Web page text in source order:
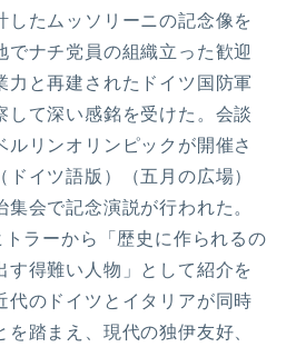
したムッソリーニの記念像を
でナチ党員の組織立った歓迎
力と再建されたドイツ国防軍
して深い感銘を受けた。会談
リンオリンピックが開催さ
イツ語版）（五月の広場）
会で記念演説が行われた。
ラーから「歴史に作られるの
す得難い人物」として紹介を
代のドイツとイタリアが同時
踏まえ、現代の独伊友好、